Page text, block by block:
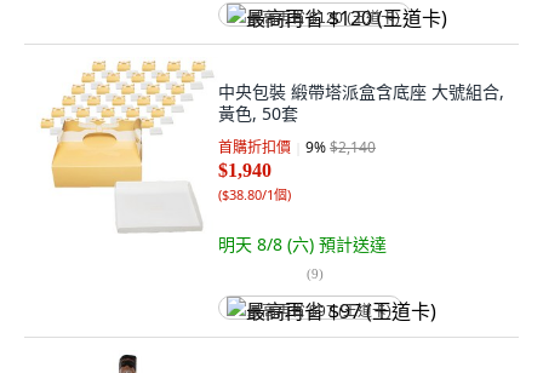
最高再省 $120 (王道卡)
中央包裝 緞帶塔派盒含底座 大號組合,
黃色, 50套
首購折扣價 9%$2,140
$1,940
($38.80/1個)
明天 8/8 (六) 預計送達
(9)
最高再省 $97 (王道卡)